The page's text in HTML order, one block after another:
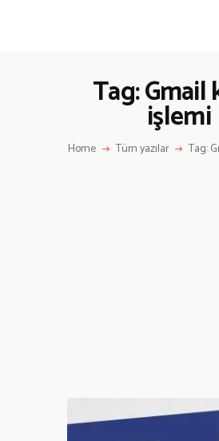
Tag: Gmail
işlemi
Home Tüm yazılar Tag:
ANA SAYFA
HAKKIMIZDA
İLETIŞIM